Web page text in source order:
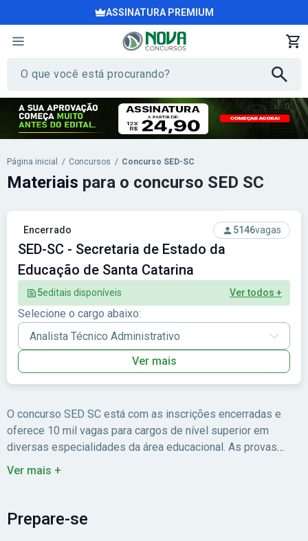
ASSINATURA PREMIUM
Página inicial / Concursos / Concurso SED-SC
Encerrado 5146vagas
SED-SC - Secretaria de Estado da
Educação de Santa Catarina
5editais disponíveis Ver todos +
Selecione o cargo abaixo:
Ver mais
Materiais para o concurso SED SC
O concurso SED SC está com as inscrições encerradas e
oferece 10 mil vagas para cargos de nível superior em
diversas especialidades da área educacional. As provas
objetivas foram aplicadas no dia 24 de maio.
certame, acesse o
para intensificar a preparação nesta reta final, confira os
Ver mais +
Prepare-se